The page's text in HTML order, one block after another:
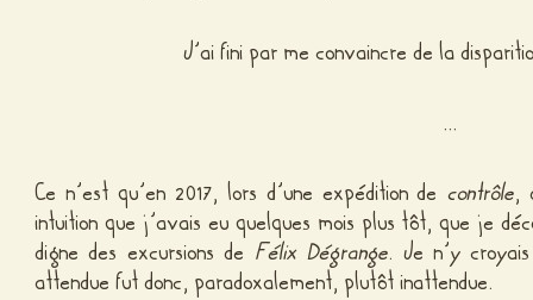
J’ai fini par me convaincre de la
…
Ce n’est qu’en 2017, lors d’une expédition decontrôle,
intuition que j’avais eu quelques mois plus tôt, que je
digne des excursions de Félix Dégrange. Je n’y
attendue fut donc, paradoxalement, plutôt inattendue.